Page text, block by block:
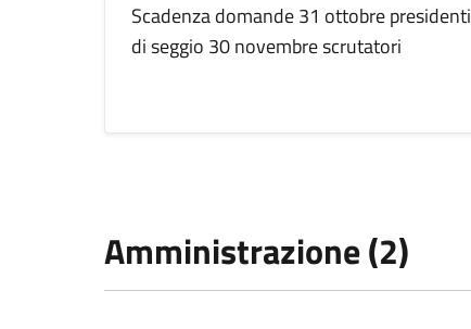
Scadenza domande 31 ottobre presidenti
di seggio 30 novembre scrutatori
Amministrazione (2)